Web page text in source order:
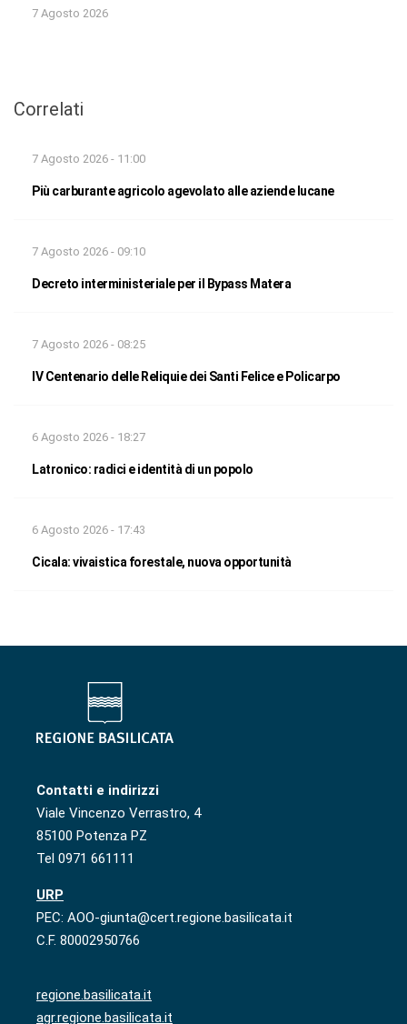
7 Agosto 2026
Correlati
7 Agosto 2026 - 11:00
Più carburante agricolo agevolato alle aziende lucane
7 Agosto 2026 - 09:10
Decreto interministeriale per il Bypass Matera
7 Agosto 2026 - 08:25
IV Centenario delle Reliquie dei Santi Felice e Policarpo
6 Agosto 2026 - 18:27
Latronico: radici e identità di un popolo
6 Agosto 2026 - 17:43
Cicala: vivaistica forestale, nuova opportunità
Contatti e indirizzi
Viale Vincenzo Verrastro, 4
85100 Potenza PZ
Tel 0971 661111
URP
PEC: AOO-giunta@cert.regione.basilicata.it
C.F. 80002950766
regione.basilicata.it
agr.regione.basilicata.it